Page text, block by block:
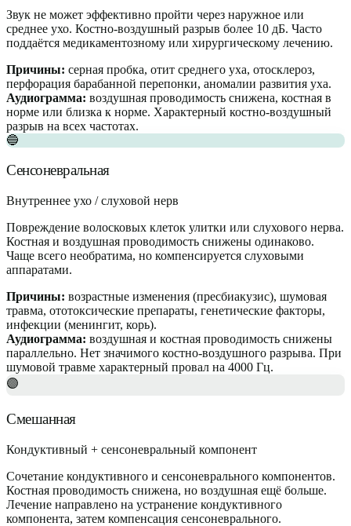
Звук не может эффективно пройти через наружное или
среднее ухо. Костно-воздушный разрыв более 10 дБ. Часто
поддаётся медикаментозному или хирургическому лечению.
Причины: серная пробка, отит среднего уха, отосклероз,
перфорация барабанной перепонки, аномалии развития уха.
Аудиограмма: воздушная проводимость снижена, костная в
норме или близка к норме. Характерный костно-воздушный
разрыв на всех частотах.
🔵
Сенсоневральная
Внутреннее ухо / слуховой нерв
Повреждение волосковых клеток улитки или слухового нерва.
Костная и воздушная проводимость снижены одинаково.
Чаще всего необратима, но компенсируется слуховыми
аппаратами.
Причины: возрастные изменения (пресбиакузис), шумовая
травма, ототоксические препараты, генетические факторы,
инфекции (менингит, корь).
Аудиограмма: воздушная и костная проводимость снижены
параллельно. Нет значимого костно-воздушного разрыва. При
шумовой травме характерный провал на 4000 Гц.
🟣
Смешанная
Кондуктивный + сенсоневральный компонент
Сочетание кондуктивного и сенсоневрального компонентов.
Костная проводимость снижена, но воздушная ещё больше.
Лечение направлено на устранение кондуктивного
компонента, затем компенсация сенсоневрального.